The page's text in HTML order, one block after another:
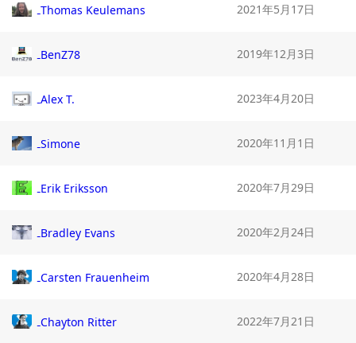
Thomas Keulemans 2021年5月17日
BenZ78 2019年12月3日
Alex T. 2023年4月20日
Simone 2020年11月1日
Erik Eriksson 2020年7月29日
Bradley Evans 2020年2月24日
Carsten Frauenheim 2020年4月28日
Chayton Ritter 2022年7月21日